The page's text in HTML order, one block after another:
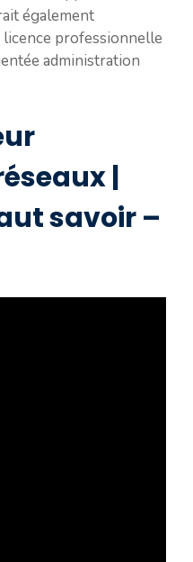
également
licence professionnelle
administration
|
savoir –